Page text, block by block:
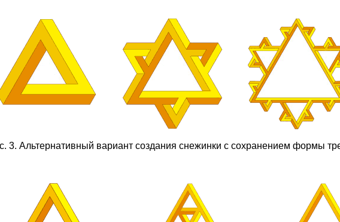
3. Альтернативный вариант создания снежинки с сохранением формы